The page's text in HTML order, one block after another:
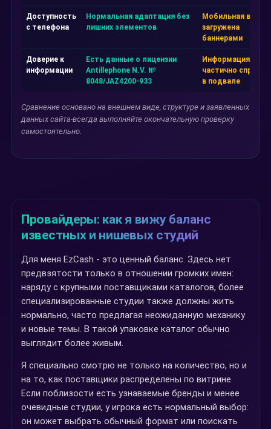
Доступность
с телефона
Нормальная адаптация без
лишних элементов
Мобильная версия
загружена
баннерами
Доверие к
информации
Есть данные о лицензии
Antillephone N.V. №
8048/JAZ4200-933
Информация
частично
в подвале
Сравнение основано на внешнем виде, структуре и заявленных
данных сайта-всегда выполняйте окончательную проверку
самостоятельно.
Провайдеры: как я вижу баланс
известных и нишевых студий
Для меня EzCash - это ценный баланс. Здесь нет
предвзятости только в отношении громких имен:
наряду с крупными поставщиками каталогов, более
специализированные студии также должны жить
нормально, часто предлагая неожиданную механику
и новые темы. В такой упаковке каталог обычно
выглядит более живым.
Я специально смотрю не только на количество, но и
на то, как поставщики распределены по витрине.
Если поблизости есть узнаваемые бренды и менее
очевидные студии, у игрока есть нормальный выбор:
он может выбрать обычный формат или поискать